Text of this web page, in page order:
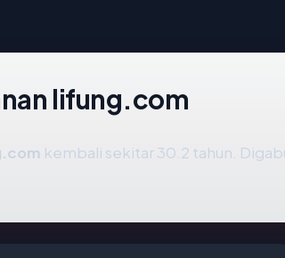
lifung.com
kembali sekitar 30.2 tahun.